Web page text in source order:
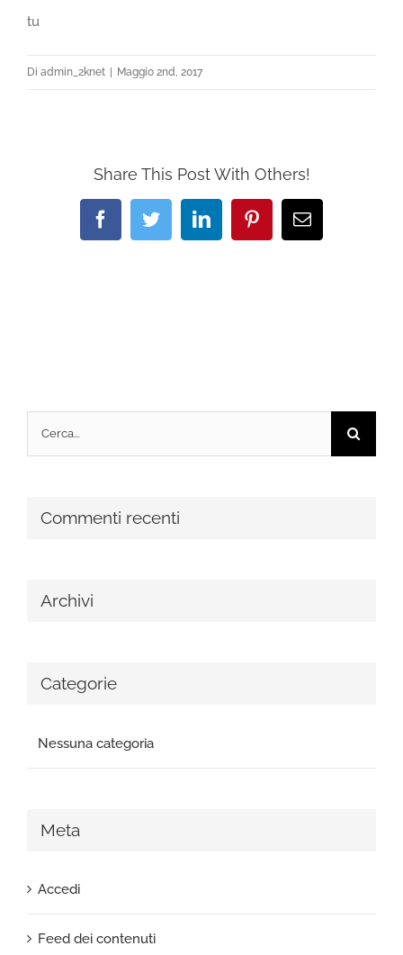
tu
Di admin_2knet Maggio 2nd, 2017
Share This Post With Others!
FacebookTwitterLinkedInPinterestEmail
Cerca
per:
Commenti recenti
Archivi
Categorie
Nessuna categoria
Meta
Accedi
Feed dei contenuti